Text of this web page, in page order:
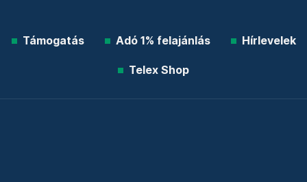
Támogatás Adó 1% felajánlás Hírlevelek
Telex Shop